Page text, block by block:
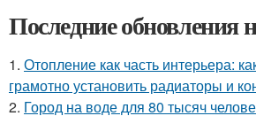
Последние обновления
1. Отопление как часть интерьера:
грамотно установить радиаторы и
2. Город на воде для 80 тысяч